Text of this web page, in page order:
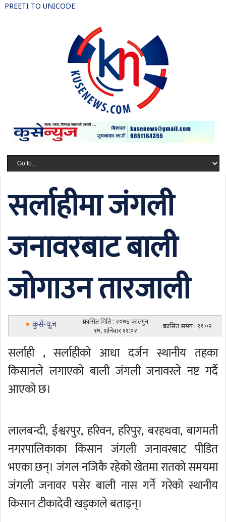
PREETI TO UNICODE
सर्लाहीमा जंगली
जनावरबाट बाली
जोगाउन तारजाली
कुसेन्यूज
प्रकासित मिति : २०७६ फाल्गुन
१७, शनिबार ११:०२
प्रकासित समय : ११:०२
सर्लाही , सर्लाहीको आधा दर्जन स्थानीय तहका
किसानले लगाएको बाली जंगली जनावरले नष्ट गर्दै
आएको छ।
लालबन्दी, ईश्वरपुर, हरिवन, हरिपुर, बरहथवा, बागमती
नगरपालिकाका किसान जंगली जनावरबाट पीडित
भएका छन्। जंगल नजिकै रहेको खेतमा रातको समयमा
जंगली जनावर पसेर बाली नास गर्ने गरेको स्थानीय
किसान टीकादेवी खड्काले बताइन्।